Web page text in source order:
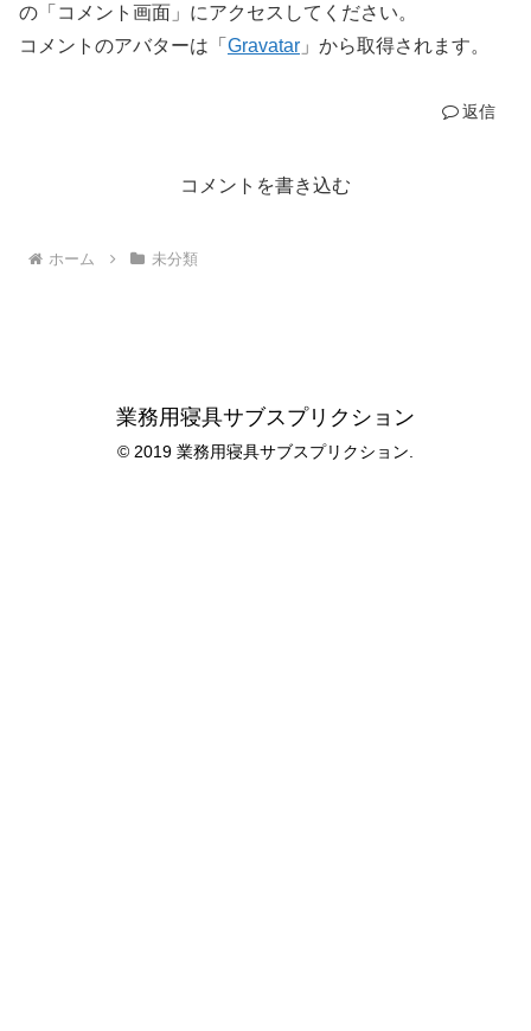
の「コメント画面」にアクセスしてください。
コメントのアバターは「 Gravatar 」から取得されます。
返信
コメントを書き込む
ホーム 未分類
業務用寝具サブスプリクション
© 2019 業務用寝具サブスプリクション.